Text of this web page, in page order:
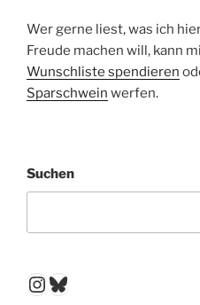
Wer gerne liest, was ich
Freude machen will, kann
Wunschliste spendieren
Sparschwein werfen.
Suchen
Instagram
Bluesky